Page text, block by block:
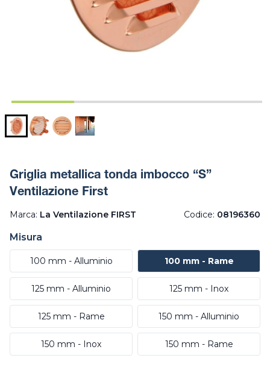
Griglia metallica tonda imbocco “S”
Ventilazione First
Marca: La Ventilazione FIRST Codice: 08196360
Misura
100 mm - Alluminio 100 mm - Rame
125 mm - Alluminio 125 mm - Inox
125 mm - Rame 150 mm - Alluminio
150 mm - Inox 150 mm - Rame